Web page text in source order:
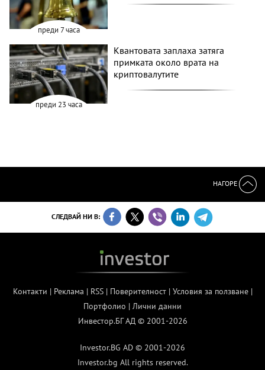
преди 7 часа
преди 23 часа
Квантовата заплаха затяга
примката около врата на
криптовалутите
НАГОРЕ
СЛЕДВАЙ НИ В:
Контакти | Реклама | RSS| Поверителност| Условия за ползване|
Портфолио | Лични данни
Инвестор.БГ АД © 2001-2026
Investor.BG AD © 2001-2026
Investor.bg All rights reserved.